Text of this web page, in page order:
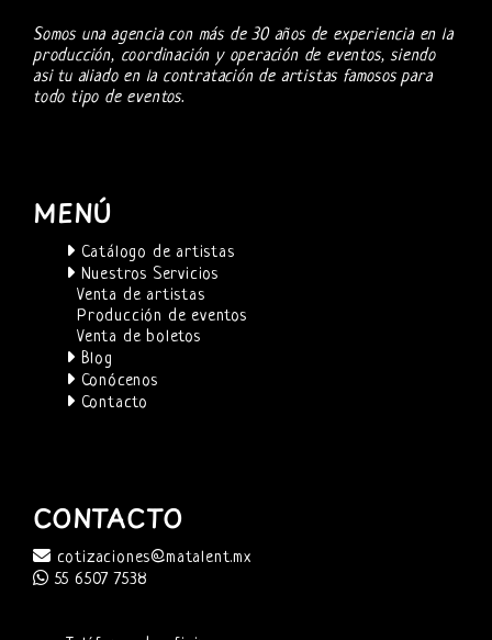
Somos una agencia con más de 30 años de experiencia en la
producción, coordinación y operación de eventos, siendo
asi tu aliado en la contratación de artistas famosos para
todo tipo de eventos.
MENÚ
Catálogo de artistas
Nuestros Servicios
Venta de artistas
Producción de eventos
Venta de boletos
Blog
Conócenos
Contacto
CONTACTO
cotizaciones@matalent.mx
55 6507 7538